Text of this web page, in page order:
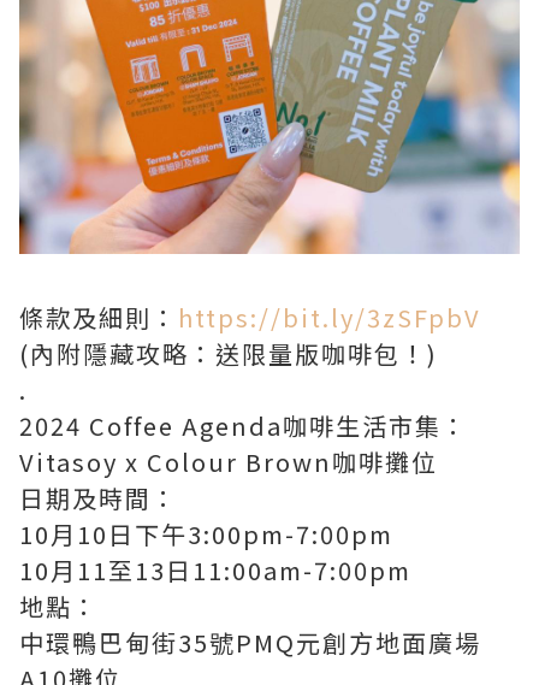
條款及細則： https://bit.ly/3zSFpbV
(內附隱藏攻略：送限量版咖啡包！)
.
2024 Coffee Agenda咖啡生活市集：
Vitasoy x Colour Brown咖啡攤位
日期及時間：
10月10日下午3:00pm-7:00pm
10月11至13日11:00am-7:00pm
地點：
中環鴨巴甸街35號PMQ元創方地面廣場